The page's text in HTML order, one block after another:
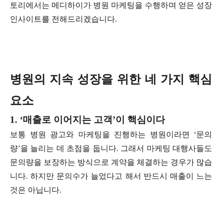
토리에서는 메디하이가 병원 마케팅을 수행하며 얻은 성장
인사이트를 전해드리겠습니다.
병원의 지속 성장을 위한 네 가지 핵심
요소
1. ‘매출로 이어지는 고객’이 핵심이다
보통 병원 광고와 마케팅을 진행하는 병원이라면 ‘문의
량’을 늘리는 데 초점을 둡니다. 그래서 마케팅 대행사들도
문의량을 보장하는 방식으로 계약을 체결하는 경우가 많습
니다. 하지만 문의수가 늘었다고 해서 반드시 매출이 느는
것은 아닙니다.